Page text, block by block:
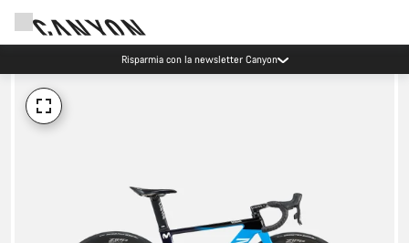
Risparmia con la newsletter Canyon